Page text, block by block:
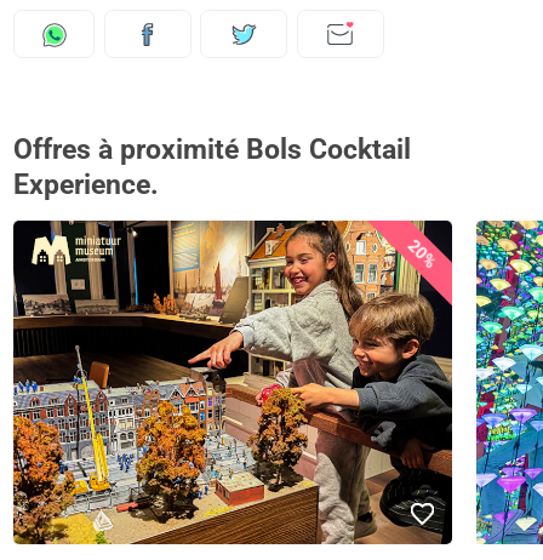
Offres à proximité Bols Cocktail
Experience.
20%